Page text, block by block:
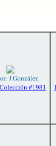
J.González
#1981